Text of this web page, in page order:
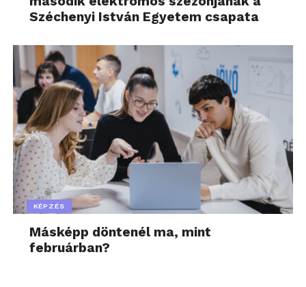
Széchenyi István Egyetem csapata
KÉPZÉS
Másképp döntenél ma, mint
februárban?